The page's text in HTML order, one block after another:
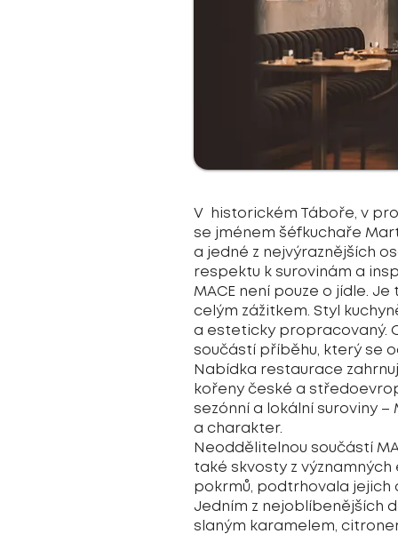
V historickém Táboře, v
se jménem šéfkuchaře
a jedné z nejvýraznějších
respektu k surovinám a
MACE není pouze o jídle.
celým zážitkem. Styl
a esteticky propracovaný.
součástí příběhu, který se
Nabídka restaurace
kořeny české a
sezónní a lokální suroviny
a charakter.
Neoddělitelnou součástí
také skvosty z
pokrmů, podtrhovala jejich
Jedním z nejoblíbenějších
slaným karamelem,